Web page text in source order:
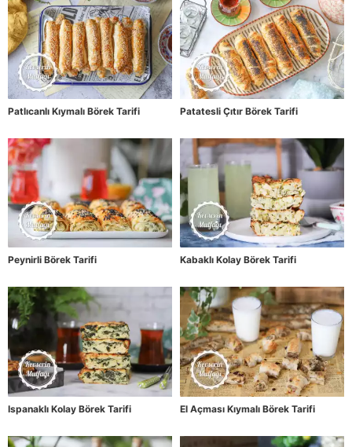
Patlıcanlı Kıymalı Börek Tarifi Patatesli Çıtır Börek Tarifi
Peynirli Börek Tarifi Kabaklı Kolay Börek Tarifi
Ispanaklı Kolay Börek Tarifi El Açması Kıymalı Börek Tarifi